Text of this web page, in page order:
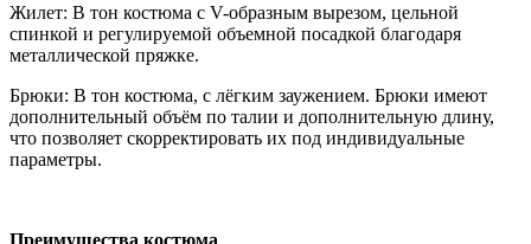
Жилет: В тон костюма с V-образным вырезом, цельной
спинкой и регулируемой объемной посадкой благодаря
металлической пряжке.
Брюки: В тон костюма, с лёгким заужением. Брюки имеют
дополнительный объём по талии и дополнительную длину,
что позволяет скорректировать их под индивидуальные
параметры.
Преимущества костюма